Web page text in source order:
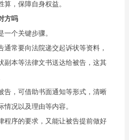
，保障自身权益。
方吗
一个关键步骤。
通常要向法院递交起诉状等资料，
副本等法律文书送达给被告，这其
告，可借助书面通知等形式，清晰
况以及理由等内容。
程序的要求，又能让被告提前做好